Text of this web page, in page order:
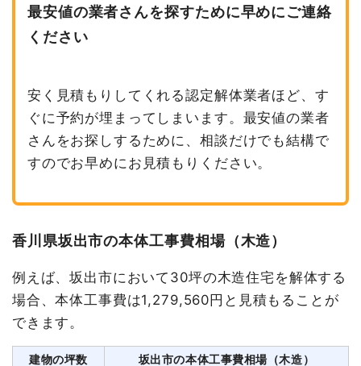
最安値の業者さんを探すために早めにご連絡
ください
安く見積もりしてくれる認定解体業者ほど、す
ぐに予約が埋まってしまいます。最安値の業者
さんをお探しするために、相談だけでも結構で
すのでお早めにお見積もりください。
香川県坂出市の本体工事費相場（木造）
例えば、坂出市において30坪の木造住宅を解体する
場合、本体工事費は1,279,560円と見積もることが
できます。
建物の坪数 坂出市の本体工事費相場（木造）